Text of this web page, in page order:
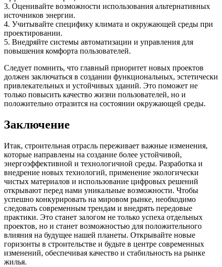
3. Оценивайте возможности использования альтернативных
источников энергии.
4. Учитывайте специфику климата и окружающей среды при
проектировании.
5. Внедряйте системы автоматизации и управления для
повышения комфорта пользователей.
Следует помнить, что главный приоритет новых проектов
должен заключаться в создании функциональных, эстетически
привлекательных и устойчивых зданий. Это поможет не
только повысить качество жизни пользователей, но и
положительно отразится на состоянии окружающей среды.
Заключение
Итак, строительная отрасль переживает важные изменения,
которые направлены на создание более устойчивой,
энергоэффективной и технологичной среды. Разработка и
внедрение новых технологий, применение экологически
чистых материалов и использование цифровых решений
открывают перед нами уникальные возможности. Чтобы
успешно конкурировать на мировом рынке, необходимо
следовать современным трендам и внедрять передовые
практики. Это станет залогом не только успеха отдельных
проектов, но и станет возможностью для положительного
влияния на будущее нашей планеты. Открывайте новые
горизонты в строительстве и будьте в центре современных
изменений, обеспечивая качество и стабильность на рынке
жилья.